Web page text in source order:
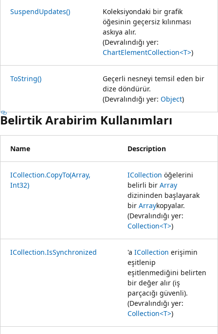
SuspendUpdates()
Koleksiyondaki bir grafik
öğesinin geçersiz kılınması
askıya alır.
(Devralındığı yer:
ChartElementCollection<T>)
ToString()
Geçerli nesneyi temsil eden bir
dize döndürür.
(Devralındığı yer: Object)
Belirtik Arabirim Kullanımları
Name Description
ICollection.CopyTo(Array,
Int32)
ICollection öğelerini
belirli bir Array
dizininden başlayarak
bir Arraykopyalar.
(Devralındığı yer:
Collection<T>)
ICollection.IsSynchronized 'a ICollection erişimin
eşitlenip
eşitlenmediğini belirten
bir değer alır (iş
parçacığı güvenli).
(Devralındığı yer:
Collection<T>)